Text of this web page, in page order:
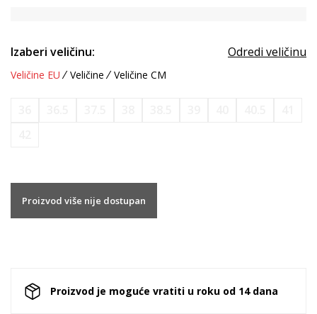
Izaberi veličinu: Odredi veličinu
Veličine EU Veličine Veličine CM
Proizvod više nije dostupan
Proizvod je moguće vratiti u roku od 14 dana